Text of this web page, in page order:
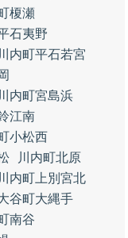
榎瀬
石夷野
川内町平石若宮
川内町宮島浜
江南
小松西
川内町北原
川内町上別宮北
谷町大縄手
南谷